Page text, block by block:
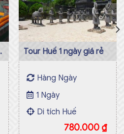
Tour Huế 1 ngày giá rẻ
780.000 ₫
Hàng Ngày
1 Ngày
Di tích Huế